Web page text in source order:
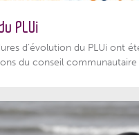
PLUi
d’évolution du PLUi ont
du conseil communautaire